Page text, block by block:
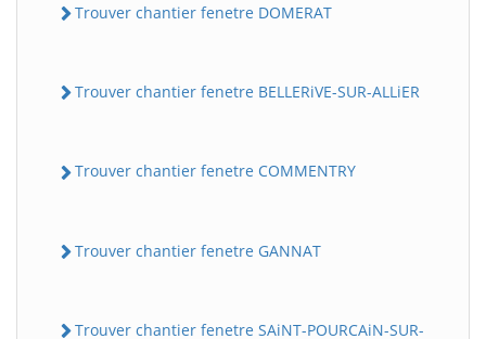
Trouver chantier fenetre DOMERAT
Trouver chantier fenetre BELLERiVE-SUR-ALLiER
Trouver chantier fenetre COMMENTRY
Trouver chantier fenetre GANNAT
Trouver chantier fenetre SAiNT-POURCAiN-SUR-